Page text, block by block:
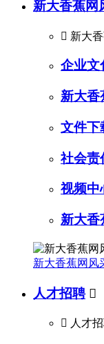
新大香蕉网
 新大
企业文
新大香
文件下
社会责
视频中
新大香
新大香蕉网风
人才招聘 
 人才